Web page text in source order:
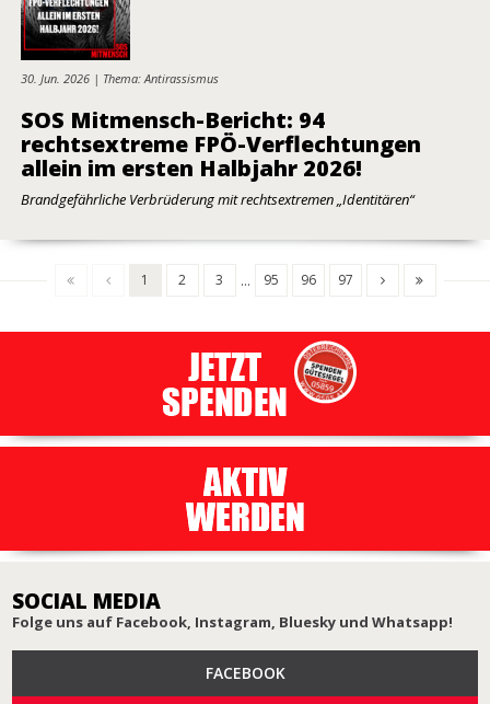
30. Jun. 2026 | Thema: Antirassismus
SOS Mitmensch-Bericht: 94
rechtsextreme FPÖ-Verflechtungen
allein im ersten Halbjahr 2026!
Brandgefährliche Verbrüderung mit rechtsextremen „Identitären“
1 2 3 ... 95 96 97
SOCIAL MEDIA
Folge uns auf Facebook, Instagram, Bluesky und Whatsapp!
FACEBOOK